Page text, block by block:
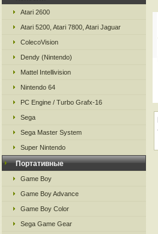
Atari 2600
Atari 5200, Atari 7800, Atari Jaguar
ColecoVision
Dendy (Nintendo)
Mattel Intellivision
Nintendo 64
PC Engine / Turbo Grafx-16
Sega
Sega Master System
Super Nintendo
Портативные
Game Boy
Game Boy Advance
Game Boy Color
Sega Game Gear